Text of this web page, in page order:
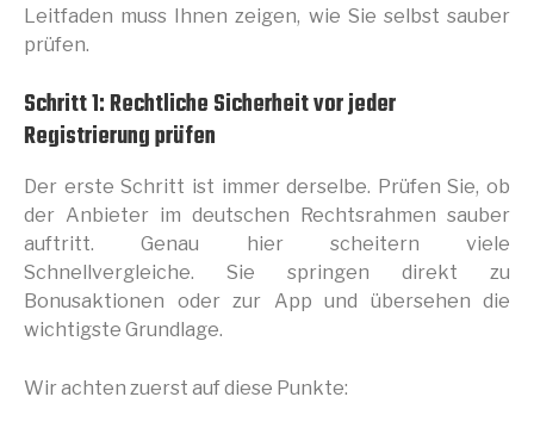
Leitfaden muss Ihnen zeigen, wie Sie selbst sauber
prüfen.
Schritt 1: Rechtliche Sicherheit vor jeder
Registrierung prüfen
Der erste Schritt ist immer derselbe. Prüfen Sie, ob
der Anbieter im deutschen Rechtsrahmen sauber
auftritt. Genau hier scheitern viele
Schnellvergleiche. Sie springen direkt zu
Bonusaktionen oder zur App und übersehen die
wichtigste Grundlage.
Wir achten zuerst auf diese Punkte: